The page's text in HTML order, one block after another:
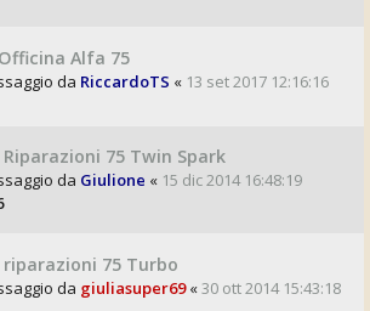
Alfa 75
da RiccardoTS « 13 set 2017 12:16:16
75 Twin Spark
da Giulione « 15 dic 2014 16:48:19
75 Turbo
da giuliasuper69«30 ott 2014 15:43:18